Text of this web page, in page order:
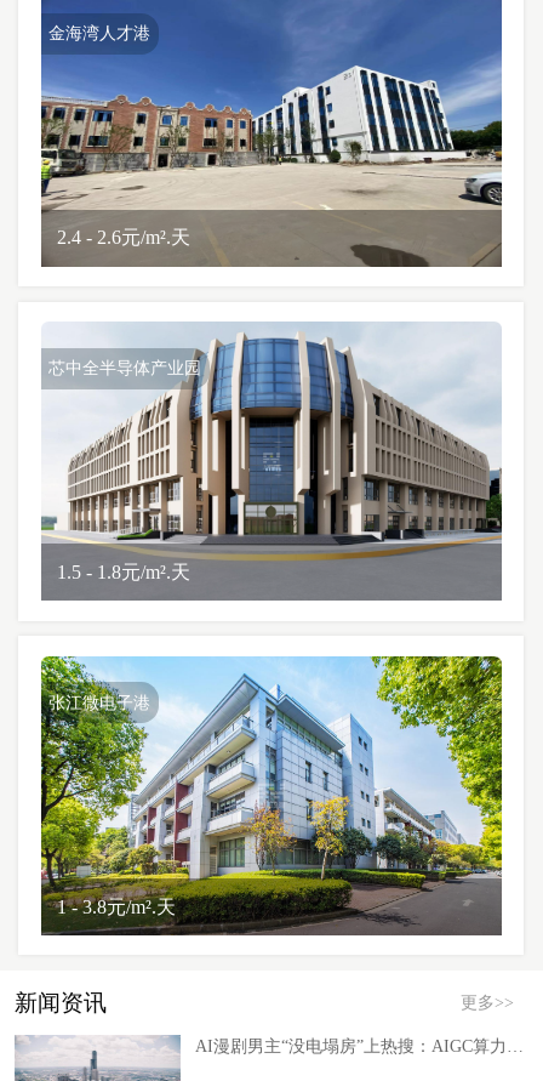
金海湾人才港
2.4 - 2.6元/m².天
芯中全半导体产业园
1.5 - 1.8元/m².天
张江微电子港
1 - 3.8元/m².天
新闻资讯 更多>>